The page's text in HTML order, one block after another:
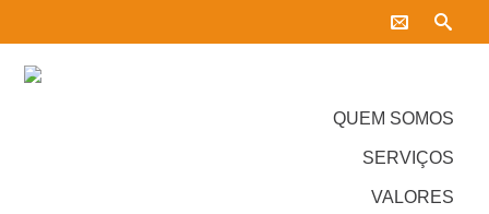
QUEM SOMOS
SERVIÇOS
VALORES